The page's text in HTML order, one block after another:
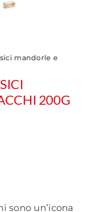
mandorle e
200G
sono un’icona